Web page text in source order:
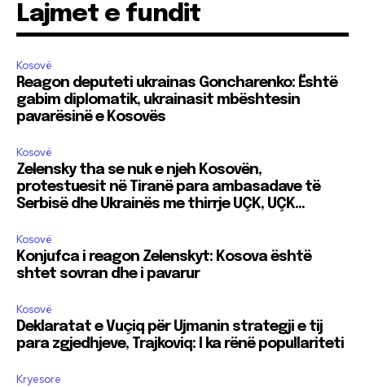
Lajmet e fundit
Kosovë
Reagon deputeti ukrainas Goncharenko: Është
gabim diplomatik, ukrainasit mbështesin
pavarësinë e Kosovës
Kosovë
Zelensky tha se nuk e njeh Kosovën,
protestuesit në Tiranë para ambasadave të
Serbisë dhe Ukrainës me thirrje UÇK, UÇK…
Kosovë
Konjufca i reagon Zelenskyt: Kosova është
shtet sovran dhe i pavarur
Kosovë
Deklaratat e Vuçiq për Ujmanin strategji e tij
para zgjedhjeve, Trajkoviq: I ka rënë popullariteti
Kryesore